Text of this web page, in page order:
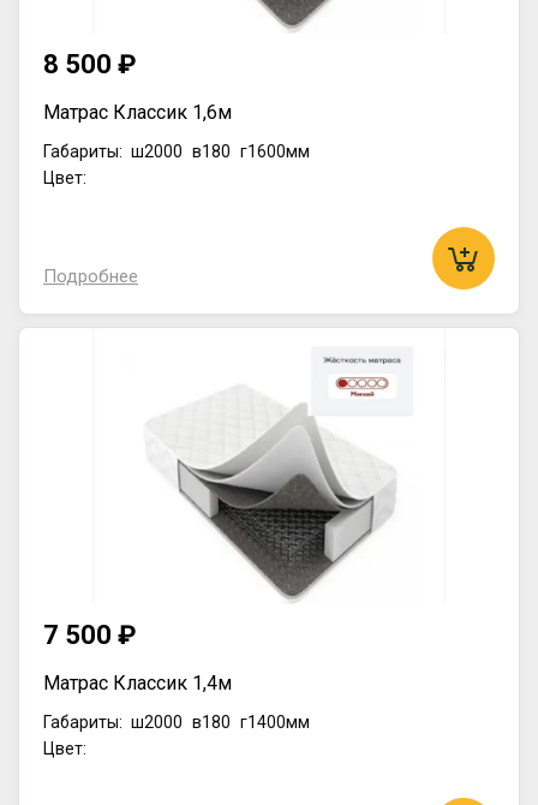
8 500 ₽
Матрас Классик 1,6м
Габариты: ш2000 в180 г1600мм
Цвет:
Подробнее
7 500 ₽
Матрас Классик 1,4м
Габариты: ш2000 в180 г1400мм
Цвет: